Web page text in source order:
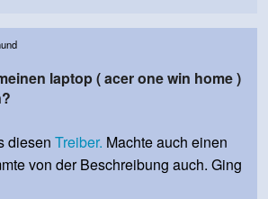
laptop ( acer one win home )
diesen Treiber. Machte auch einen
von der Beschreibung auch. Ging